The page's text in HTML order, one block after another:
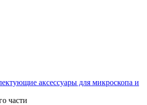
аксессуары для микроскопа и
части